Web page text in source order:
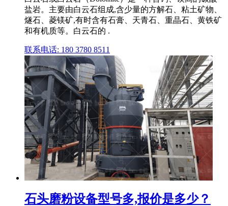
盐岩。主要由白云石组成,含少量的方解石、粘土矿物、
燧石、菱镁矿,有时含有石膏、天青石、重晶石、黄铁矿
和有机质等。白云石的 .
联系电话: 180 3780 8511
石头磨粉设备型号多,报价是多少？